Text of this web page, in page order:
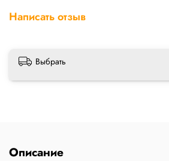
Написать отзыв
Выбрать
Описание